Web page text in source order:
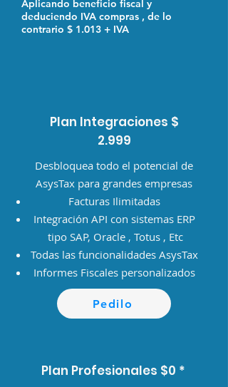
Aplicando beneficio fiscal y
deduciendo IVA compras , de lo
contrario $ 1.013 + IVA
Plan Integraciones $
2.999
Desbloquea todo el potencial de
AsysTax para grandes empresas
Facturas Ilimitadas
Integración API con sistemas ERP
tipo SAP, Oracle , Totus , Etc
Todas las funcionalidades AsysTax
Informes Fiscales personalizados
Pedilo
Plan Profesionales $0 *